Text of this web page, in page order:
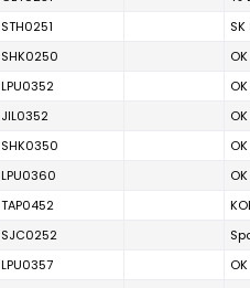
STH0251
SHK0250
LPU0352
JIL0352
SHK0350
LPU0360
TAP0452
SJC0252
LPU0357